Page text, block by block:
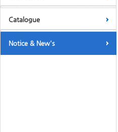
Catalogue
Notice & New's